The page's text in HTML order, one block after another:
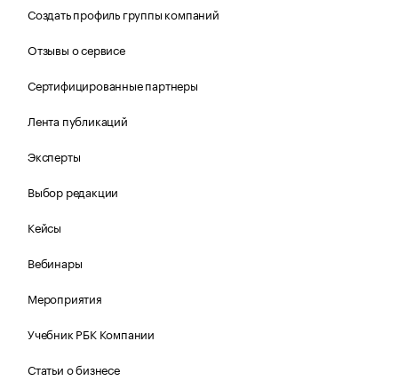
Создать профиль группы компаний
Отзывы о сервисе
Сертифицированные партнеры
Лента публикаций
Эксперты
Выбор редакции
Кейсы
Вебинары
Мероприятия
Учебник РБК Компании
Статьи о бизнесе